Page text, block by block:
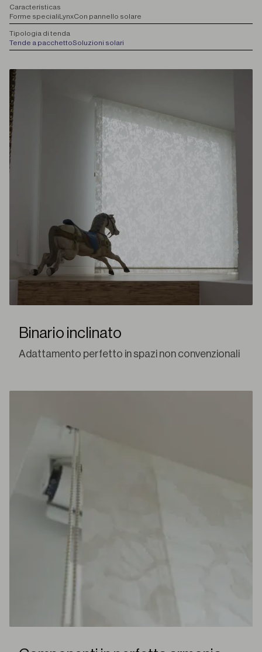
Características
Forme specialiLynxCon pannello solare
Tipologia di tenda
Tende a pacchettoSoluzioni solari
Binario inclinato
Adattamento perfetto in spazi non convenzionali